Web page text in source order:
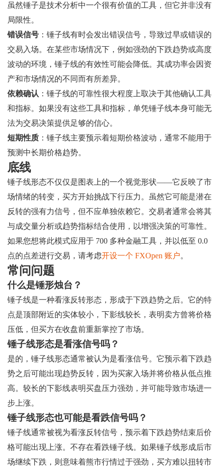
虽然锤子是技术分析中一个很有价值的工具，但它并非没有
局限性。
错误信号 ：锤子线有时会发出错误信号，导致过早或错误的
交易入场。在某些市场情况下，例如强劲的下跌趋势或高度
波动的环境，锤子线的有效性可能会降低。其成功率会因资
产和市场情况的不同而有所差异。
依赖确认 ：锤子线的可靠性很大程度上取决于其他确认工具
和指标。如果没有这些工具和指标，单凭锤子线本身可能无
法为交易决策提供足够的信心。
短期性质 ：锤子线主要预示着短期价格波动，通常不能用于
预测中长期价格趋势。
底线
锤子线形态不仅仅是图表上的一个视觉形状——它反映了市
场情绪的转变，买方开始挑战下行压力。虽然它可能是潜在
反转的强有力信号，但不应单独依赖它。交易者通常会将其
与成交量分析或趋势指标结合使用，以增强决策的可靠性。
如果您想将此模式应用于 700 多种金融工具，并以低至 0.0
点的点差进行交易，请考虑开设一个 FXOpen 账户。
常问问题
什么是锤形烛台？
锤子线是一种看涨反转形态，形成于下跌趋势之后。它的特
点是顶部附近的实体较小，下影线较长，表明卖方曾将价格
压低，但买方在收盘前重新掌控了市场。
锤子线形态是看涨信号吗？
是的，锤子线形态通常被认为是看涨信号。它预示着下跌趋
势之后可能出现趋势反转，因为买家入场并将价格从低点推
高。较长的下影线表明买盘压力强劲，并可能导致市场进一
步上涨。
锤子线形态也可能是看跌信号吗？
锤子线通常被视为看涨反转信号，预示着下跌趋势结束后价
格可能出现上涨。不存在看跌锤子线。如果锤子线形成后市
场继续下跌，则意味着熊市行情过于强劲，买方难以扭转市